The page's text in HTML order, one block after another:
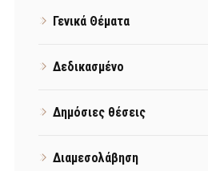
Γενικά Θέματα
Δεδικασμένο
Δημόσιες θέσεις
Διαμεσολάβηση